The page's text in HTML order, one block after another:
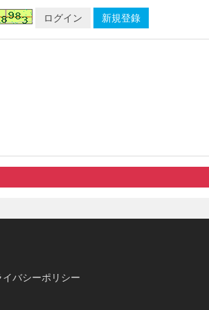
ログイン 新規登錄
イバシーポリシー